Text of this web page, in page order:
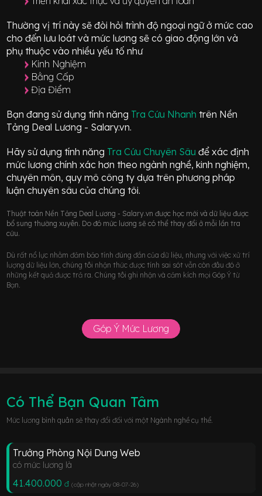
Thường vị trí này sẽ đòi hỏi trình độ ngoại ngữ ở mứccao
cho đến lưu loát và mức lương sẽ có giao độnglớn và
phụ thuộc vào nhiều yếu tố như
Kinh Nghiệm
Bằng Cấp
Địa Điểm
Bạn đang sử dụng tính năng Tra Cứu Nhanh trên Nền
Tảng Deal Lương - Salary.vn.
Hãy sử dụng tính năng Tra Cứu Chuyên Sâuđể xác định
mức lương chính xác hơn theo ngành nghề, kinh nghiệm,
chuyên môn, quy mô công ty dựa trên phương pháp
luận chuyên sâu của chúng tôi.
Thuật toán Nền Tảng Deal Lương - Salary.vn được học mới và dữ liệu được
bổ sung thường xuyên. Do đó mức lương sẽ có thể thay đổi ở mỗi lần tra
cứu.
Dù rất nổ lực nhằm đảm bảo tính đúng đắn của dữ liệu, nhưng với việc xử trí
lượng dữ liệu lớn, chúng tôi nhận thức được tính sai sót vẫn còn đâu đó ở
những kết quả được trả ra. Chúng tôi ghi nhận và cảm kích mọi Góp Ý từ
Bạn.
Góp Ý Mức Lương
Có Thể Bạn Quan Tâm
Mức lương bình quân sẽ thay đổi đối với một Ngành nghề cụ thể.
Trưởng Phòng Nội Dung Web
có mức lương là
41.400.000 đ (cập nhật ngày 08-07-26)